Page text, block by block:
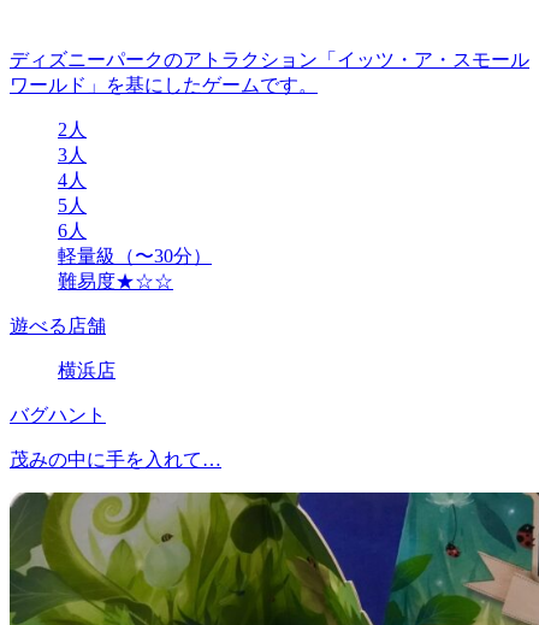
ディズニーパークのアトラクション「イッツ・ア・スモール
ワールド」を基にしたゲームです。
2人
3人
4人
5人
6人
軽量級（〜30分）
難易度★☆☆
遊べる店舗
横浜店
バグハント
茂みの中に手を入れて…